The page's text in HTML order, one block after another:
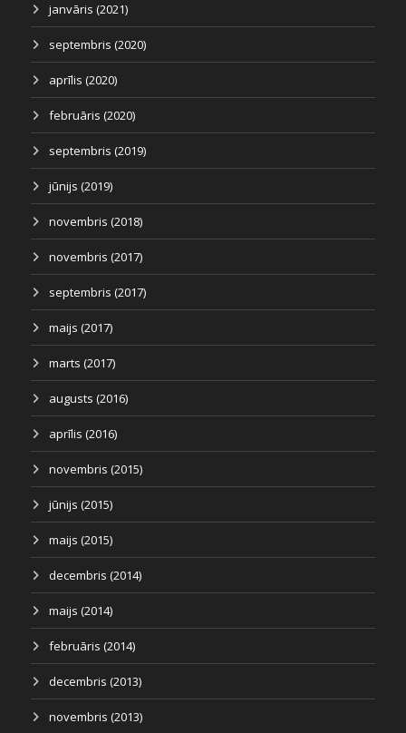
janvāris (2021)
septembris (2020)
aprīlis (2020)
februāris (2020)
septembris (2019)
jūnijs (2019)
novembris (2018)
novembris (2017)
septembris (2017)
maijs (2017)
marts (2017)
augusts (2016)
aprīlis (2016)
novembris (2015)
jūnijs (2015)
maijs (2015)
decembris (2014)
maijs (2014)
februāris (2014)
decembris (2013)
novembris (2013)